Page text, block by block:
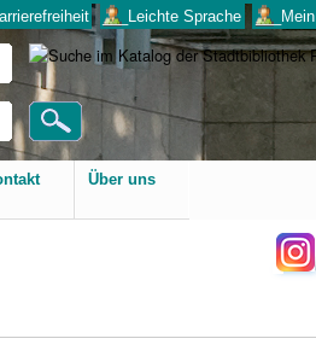
___Leichte Sprache
Über uns